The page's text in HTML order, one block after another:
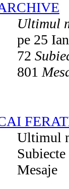
Ultimul
pe 25
72
801
Ultimul
Subiecte
Mesaje